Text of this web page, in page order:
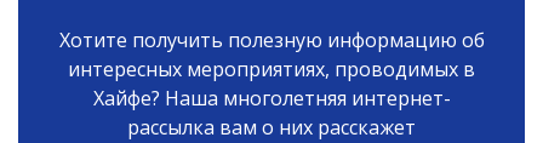
Хотите получить полезную информацию об
интересных мероприятиях, проводимых в
Хайфе? Наша многолетняя интернет-
рассылка вам о них расскажет